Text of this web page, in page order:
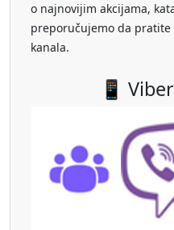
o najnovijim akcijama,
preporučujemo da
kanala.
📱